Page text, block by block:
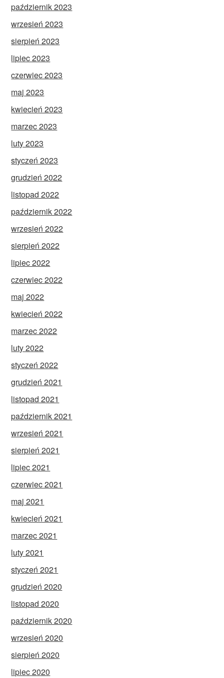
październik 2023
wrzesień 2023
sierpień 2023
lipiec 2023
czerwiec 2023
maj 2023
kwiecień 2023
marzec 2023
luty 2023
styczeń 2023
grudzień 2022
listopad 2022
październik 2022
wrzesień 2022
sierpień 2022
lipiec 2022
czerwiec 2022
maj 2022
kwiecień 2022
marzec 2022
luty 2022
styczeń 2022
grudzień 2021
listopad 2021
październik 2021
wrzesień 2021
sierpień 2021
lipiec 2021
czerwiec 2021
maj 2021
kwiecień 2021
marzec 2021
luty 2021
styczeń 2021
grudzień 2020
listopad 2020
październik 2020
wrzesień 2020
sierpień 2020
lipiec 2020